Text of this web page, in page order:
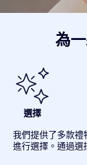
為
選擇
我們提供了多款禮
進行選擇。通過選